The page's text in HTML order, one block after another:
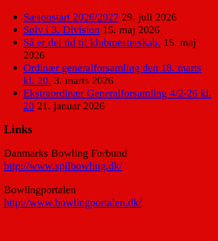
Sæsonstart 2026/2027 29. juli 2026
Sølv i 3. Division 15. maj 2026
Så er det tid til klubmesterskab. 15. maj
2026
Ordinær generalforsamling den 18. marts
kl. 20. 3. marts 2026
Ekstraordinær Generalforsamling 4/2-26 kl.
20 21. januar 2026
Links
Danmarks Bowling Forbund
http://www.spilbowling.dk/
Bowlingportalen
http://www.bowlingportalen.dk/